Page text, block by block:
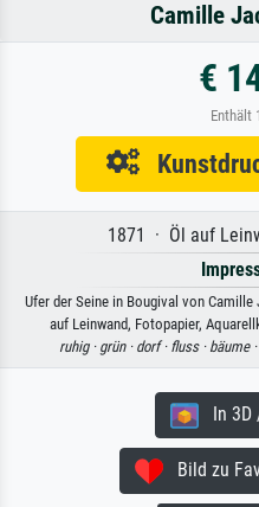
Camille
€
Enthält
1871 · Öl auf
Ufer der Seine in Bougival von
auf Leinwand, Fotopapier,
ruhig · grün · dorf · fluss · bäume ·
In 3D
Bild zu